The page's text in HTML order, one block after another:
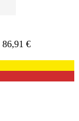
86,91 €